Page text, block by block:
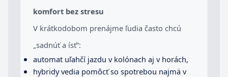
komfort bez stresu
V krátkodobom prenájme ľudia často chcú
„sadnúť a ísť“:
automat uľahčí jazdu v kolónach aj v horách,
hybridy vedia pomôcť so spotrebou najmä v